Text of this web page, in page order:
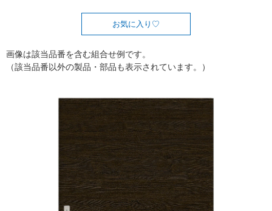
お気に入り
画像は該当品番を含む組合せ例です。
（該当品番以外の製品・部品も表示されています。）